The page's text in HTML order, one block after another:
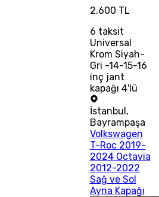
2.600 TL
6 taksit
Universal
Krom Siyah-
Gri -14-15-16
inç jant
kapağı 4'lü
İstanbul,
Bayrampaşa
Volkswagen
T-Roc 2019-
2024 Octavia
2012-2022
Sağ ve Sol
Ayna Kapağı